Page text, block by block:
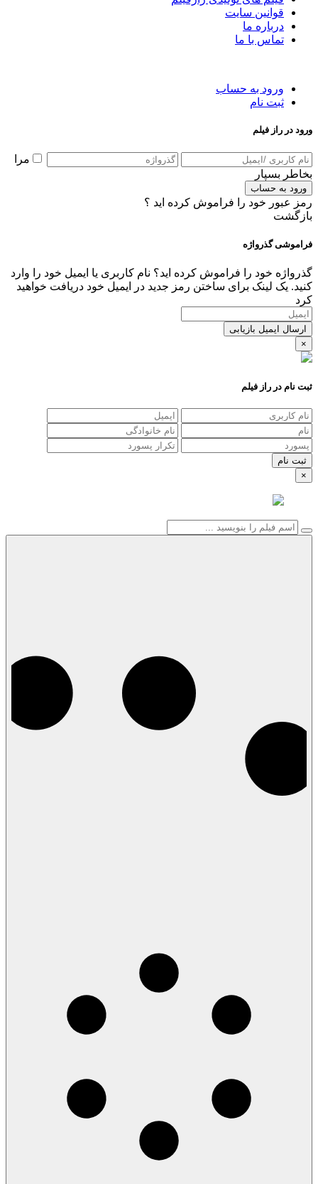
قوانین سایت
درباره ما
تماس با ما
ورود به حساب
ثبت نام
ورود در راز فیلم
مرا
بخاطر بسپار
ورود به حساب
رمز عبور خود را فراموش کرده اید ؟
بازگشت
فراموشی گذرواژه
گذرواژه خود را فراموش کرده اید؟ نام کاربری یا ایمیل خود را وارد
کنید. یک لینک برای ساختن رمز جدید در ایمیل خود دریافت خواهید
کرد
ارسال ایمیل بازیابی
×
ثبت نام در راز فیلم
×